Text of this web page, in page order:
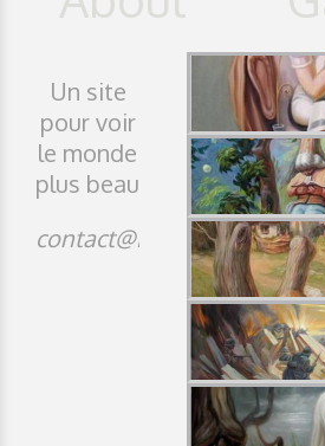
Un site
pour voir
le monde
plus beau
contact@idji.org